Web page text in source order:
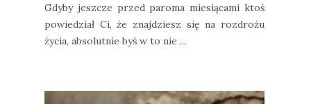
Gdyby jeszcze przed paroma miesiącami ktoś
powiedział Ci, że znajdziesz się na rozdrożu
życia, absolutnie byś w to nie ...